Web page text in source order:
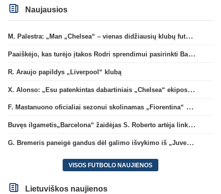
Naujausios
M. Palestra: „Man „Chelsea“ – vienas didžiausių klubų futbole“
Paaiškėjo, kas turėjo įtakos Rodri sprendimui pasirinkti Barselonos pusę
R. Araujo papildys „Liverpool“ klubą
X. Alonso: „Esu patenkintas dabartiniais „Chelsea“ ekipos vartininkais“
F. Mastanuono oficialiai sezonui skolinamas „Fiorentina“ ekipai
Buvęs ilgametis„Barcelona“ žaidėjas S. Roberto artėja link persikėlimo į MLS
G. Bremeris paneigė gandus dėl galimo išvykimo iš „Juventus“ klubo
VISOS FUTBOLO NAUJIENOS
Lietuviškos naujienos